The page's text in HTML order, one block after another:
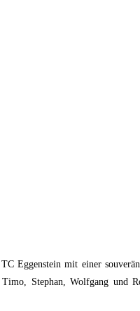
Eggenstein mit einer
Stephan, Wolfgang und